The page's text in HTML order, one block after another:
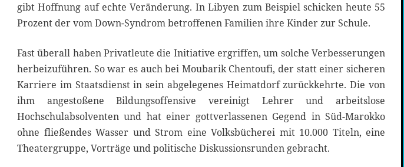
gibt Hoffnung auf echte Veränderung. In Libyen zum Beispiel schicken heute 55
Prozent der vom Down-Syndrom betroffenen Familien ihre Kinder zur Schule.
Fast überall haben Privatleute die Initiative ergriffen, um solche Verbesserungen
herbeizuführen. So war es auch bei Moubarik Chentoufi, der statt einer sicheren
Karriere im Staatsdienst in sein abgelegenes Heimatdorf zurückkehrte. Die von
ihm angestoßene Bildungsoffensive vereinigt Lehrer und arbeitslose
Hochschulabsolventen und hat einer gottverlassenen Gegend in Süd-Marokko
ohne fließendes Wasser und Strom eine Volksbücherei mit 10.000 Titeln, eine
Theatergruppe, Vorträge und politische Diskussionsrunden gebracht.